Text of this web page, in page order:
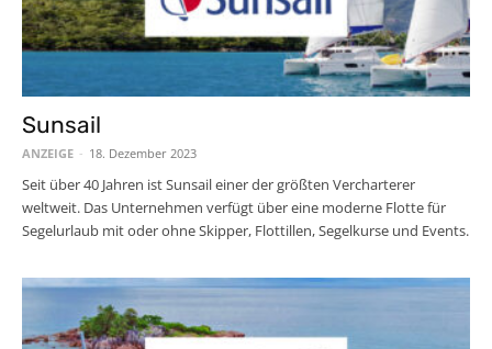
Sunsail
ANZEIGE - 18. Dezember 2023
Seit über 40 Jahren ist Sunsail einer der größten Vercharterer
weltweit. Das Unternehmen verfügt über eine moderne Flotte für
Segelurlaub mit oder ohne Skipper, Flottillen, Segelkurse und Events.